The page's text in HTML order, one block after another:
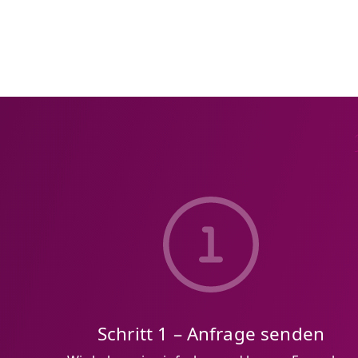
Schritt 1 – Anfrage senden